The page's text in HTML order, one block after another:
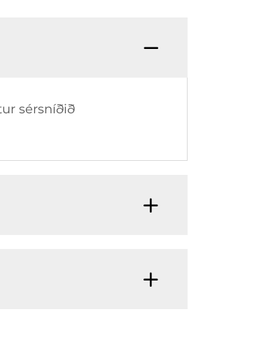
sérsníðið